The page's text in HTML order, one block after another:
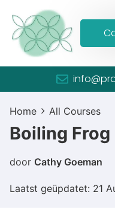
Home All Courses
Boiling Frog
door Cathy Goeman
Laatst geüpdatet: 21